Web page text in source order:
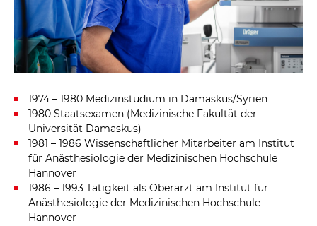
1974 – 1980 Medizinstudium in Damaskus/Syrien
1980 Staatsexamen (Medizinische Fakultät der
Universität Damaskus)
1981 – 1986 Wissenschaftlicher Mitarbeiter am Institut
für Anästhesiologie der Medizinischen Hochschule
Hannover
1986 – 1993 Tätigkeit als Oberarzt am Institut für
Anästhesiologie der Medizinischen Hochschule
Hannover